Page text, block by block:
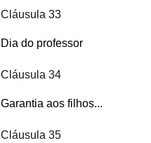
Cláusula 33
Dia do professor
Cláusula 34
Garantia aos filhos...
Cláusula 35